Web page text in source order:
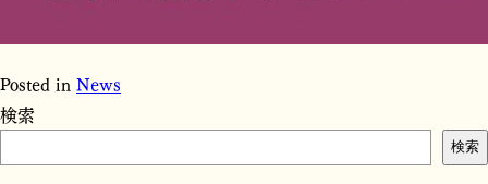
Posted in News
検索
検索